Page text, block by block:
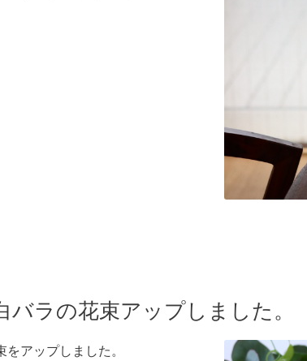
バラの花束アップしました。
をアップしました。